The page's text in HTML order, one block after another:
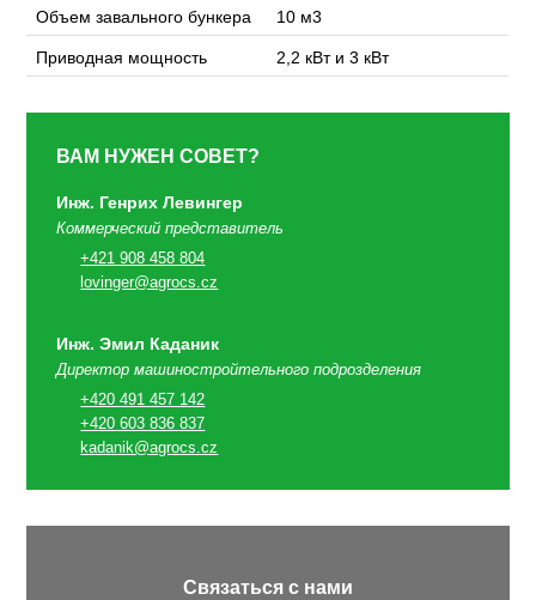
Объем завального бункера 10 м3
Приводная мощность 2,2 кВт и 3 кВт
ВАМ НУЖЕН СОВЕТ?
Инж. Генрих Левингер
Коммерческий представитель
+421 908 458 804
lovinger@agrocs.cz
Инж. Эмил Каданик
Директор машиностройтельного подрозделения
+420 491 457 142
+420 603 836 837
kadanik@agrocs.cz
Связаться с нами